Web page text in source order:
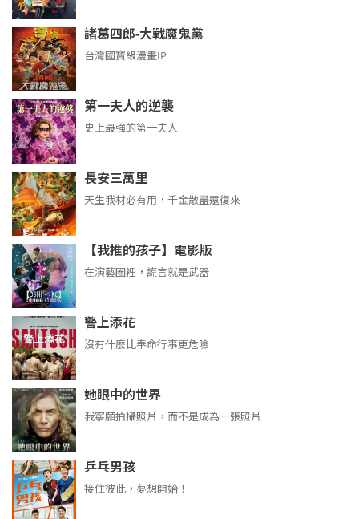
諸葛四郎-大戰魔鬼黨
台灣國寶級漫畫IP
第一夫人的逆襲
史上最強的第一夫人
長安三萬里
天生我材必有用，千金散盡還復來
【我推的孩子】電影版
在演藝圈裡，謊言就是武器
警上添花
沒有什麼比奉命行事更危險
她眼中的世界
我寧願拍攝照片，而不是成為一張照片
乒乓男孩
接住彼此，夢想開始！